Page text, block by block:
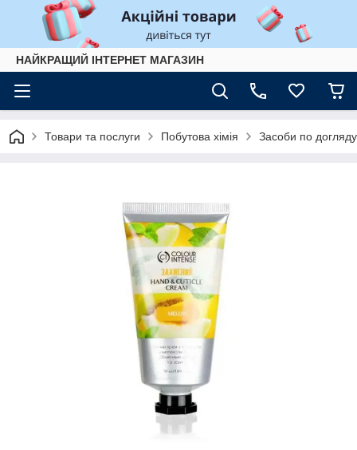
НАЙКРАЩИЙ ІНТЕРНЕТ МАГАЗИН
Товари та послуги Побутова хімія Засоби по